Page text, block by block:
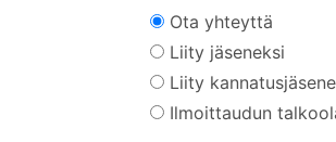
Ota yhteyttä
Liity jäseneksi
Liity
Ilmoittaudun